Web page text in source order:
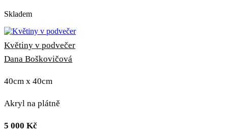
Skladem
Květiny v podvečer
Dana Boškovičová
40cm x 40cm
Akryl na plátně
5 000 Kč